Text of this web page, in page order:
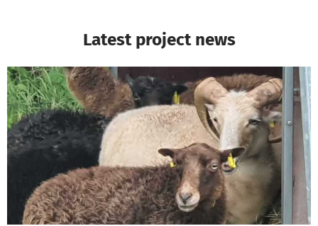
Latest project news